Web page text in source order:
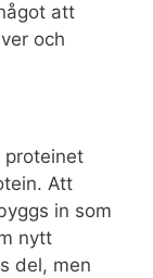
att
och
proteinet
Att
in som
nytt
del, men